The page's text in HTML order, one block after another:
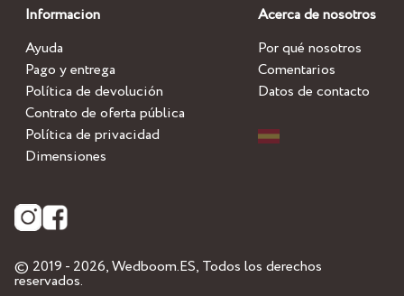
Informacion
Ayuda
Pago y entrega
Política de devolución
Contrato de oferta pública
Política de privacidad
Dimensiones
Acerca de nosotros
Por qué nosotros
Comentarios
Datos de contacto
© 2019 - 2026,Wedboom.ES, Todos los derechos
reservados.